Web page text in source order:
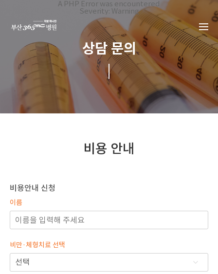
A PHP Error was encountered
Severity: Warning
Message: Invalid argument supplied for foreach()
Filename: _inc/header_body.php
Line Number: 34
Backtrace:
File:
/home/suction/public_html/application/views/mobile/
Line: 34
Function: _error_handler
File:
/home/suction/public_html/application/views/mobile/
Line: 401
Function: include
File:
/home/suction/public_html/application/core/
/home/suction/public_html/application/controllers/
Line: 46
Function: view_print
상담 문의
비용 안내
비용안내 신청
이름
비만·체형치료 선택